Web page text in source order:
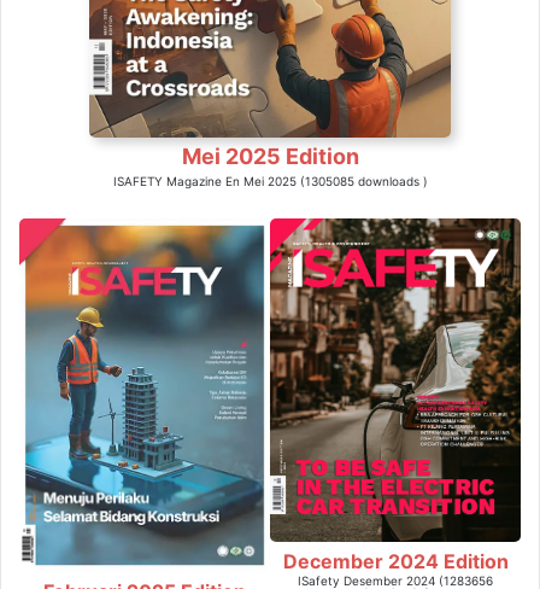
Mei 2025 Edition
ISAFETY Magazine En Mei 2025 (1305085 downloads )
December 2024 Edition
ISafety Desember 2024 (1283656